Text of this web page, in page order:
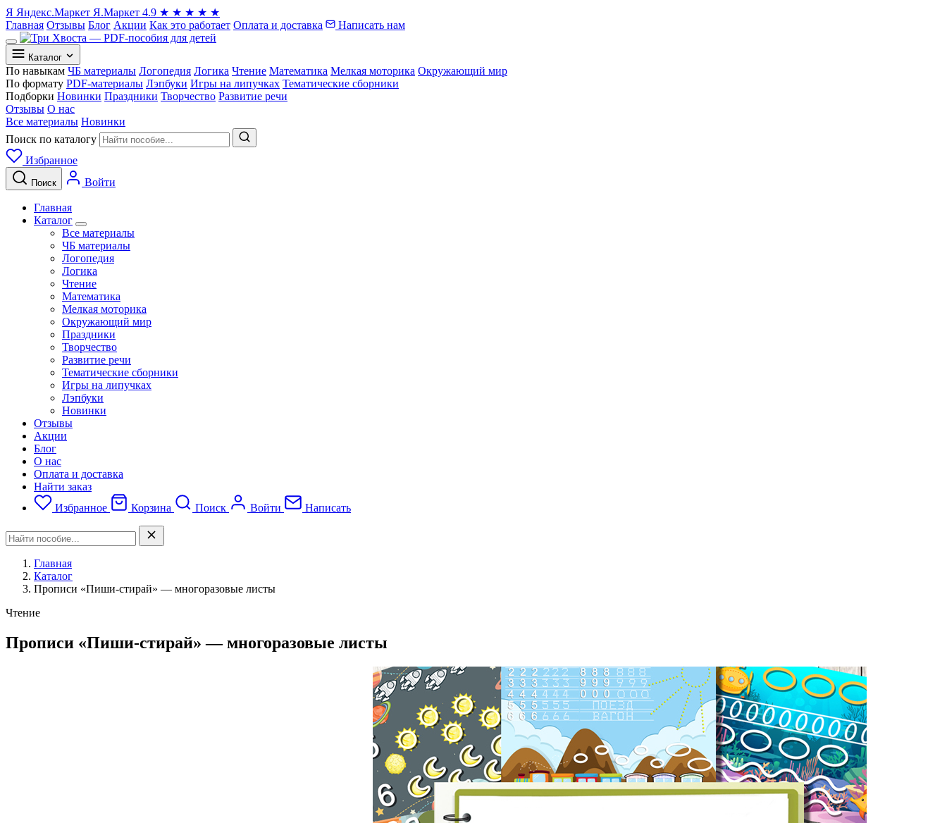
Я Яндекс.Маркет Я.Маркет 4.9 ★ ★ ★ ★ ★
Главная Отзывы Блог Акции Как это работает Оплата и доставка Написать нам
Каталог
По навыкам ЧБ материалы Логопедия Логика Чтение Математика Мелкая моторика Окружающий мир
По формату PDF-материалы Лэпбуки Игры на липучках Тематические сборники
Подборки Новинки Праздники Творчество Развитие речи
Отзывы О нас
Все материалы Новинки
Поиск по каталогу
Избранное
Поиск Войти
Главная
Каталог
Все материалы
ЧБ материалы
Логопедия
Логика
Чтение
Математика
Мелкая моторика
Окружающий мир
Праздники
Творчество
Развитие речи
Тематические сборники
Игры на липучках
Лэпбуки
Новинки
Отзывы
Акции
Блог
О нас
Оплата и доставка
Найти заказ
Избранное
Корзина Поиск Войти Написать
Главная
Каталог
Прописи «Пиши-стирай» — многоразовые листы
Чтение
Прописи «Пиши-стирай» — многоразовые листы